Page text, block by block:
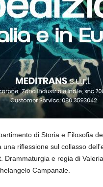
di Storia e Filosofia
riflessione sul collasso
Drammaturgia e regia di
Campanale.